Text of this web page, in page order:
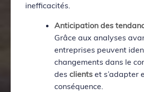
inefficacités.
Anticipation des
Grâce aux analyses
entreprises peuvent
changements dans le
desclients et s’adapter
conséquence.